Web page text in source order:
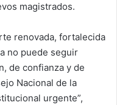
magistrados.
renovada, fortalecida
no puede seguir
de confianza y de
Nacional de la
urgente”,